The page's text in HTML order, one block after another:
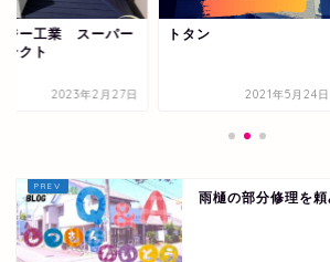
ジー工業 スーパー
テクト
2023年2月27日
トタン
2021年5月24日
雨樋の部分修理を頼